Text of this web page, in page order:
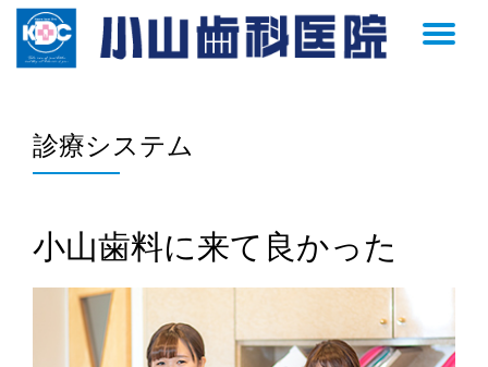
診療システム
小山歯料に来て良かった